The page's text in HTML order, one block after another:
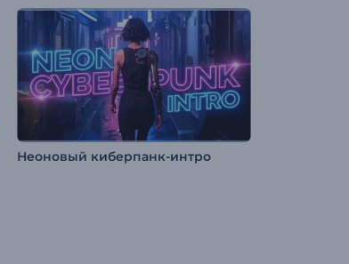
Неоновый киберпанк-интро